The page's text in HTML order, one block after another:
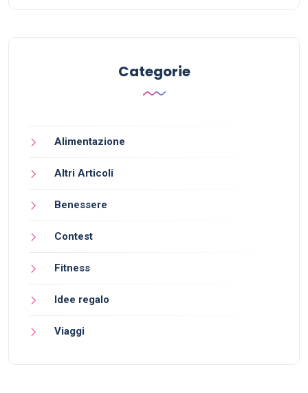
Categorie
Alimentazione
Altri Articoli
Benessere
Contest
Fitness
Idee regalo
Viaggi